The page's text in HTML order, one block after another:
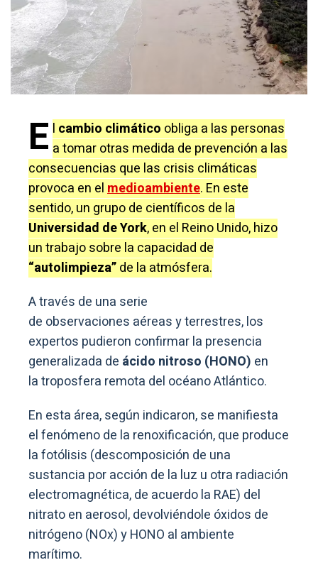
E l cambio climático obliga a las personas
a tomar otras medida de prevención a las
consecuencias que las crisis climáticas
provoca en elmedioambiente. En este
sentido, un grupo de científicos de la
Universidad de York, en el Reino Unido, hizo
un trabajo sobre la capacidad de
“autolimpieza”de la atmósfera.
A través de una serie
de observaciones aéreas y terrestres, los
expertos pudieron confirmar la presencia
generalizada de ácido nitroso (HONO) en
la troposfera remota del océano Atlántico.
En esta área, según indicaron, se manifiesta
el fenómeno de la renoxificación, que produce
la fotólisis (descomposición de una
sustancia por acción de la luz u otra radiación
electromagnética, de acuerdo la RAE) del
nitrato en aerosol, devolviéndole óxidos de
nitrógeno (NOx) y HONO al ambiente
marítimo.